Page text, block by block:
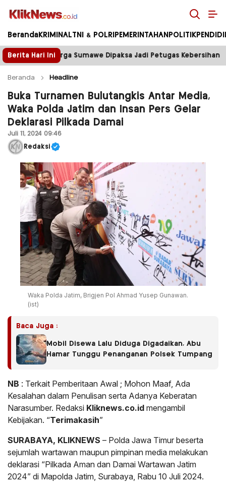
Kliknews.co.id
Beranda KRIMINAL TNI & POLRI PEMERINTAHAN POLITIK
Berita Hari Ini
Dipaksa Jadi Petugas Kebersihan Tower Disegel,
Beranda Headline
Buka Turnamen Bulutangkis Antar Media,
Waka Polda Jatim dan Insan Pers Gelar
Deklarasi Pilkada Damai
Juli 11, 2024 09:46
Redaksi
Waka Polda Jatim, Brigjen Pol Ahmad Yusep Gunawan.
(ist)
Baca Juga :
Mobil Disewa Lalu Diduga Digadaikan, Abu
Hamar Tunggu Penanganan Polsek Tumpang
NB : Terkait Pemberitaan Awal ; Mohon Maaf, Ada
Kesalahan dalam Penulisan serta Adanya Keberatan
Narasumber. Redaksi Kliknews.co.id mengambil
Kebijakan. “Terimakasih”
SURABAYA, KLIKNEWS – Polda Jawa Timur beserta
sejumlah wartawan maupun pimpinan media melakukan
deklarasi “Pilkada Aman dan Damai Wartawan Jatim
2024” di Mapolda Jatim, Surabaya, Rabu 10 Juli 2024.